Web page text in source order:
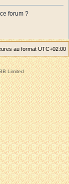
forum ?
au format UTC+02:00
Limited